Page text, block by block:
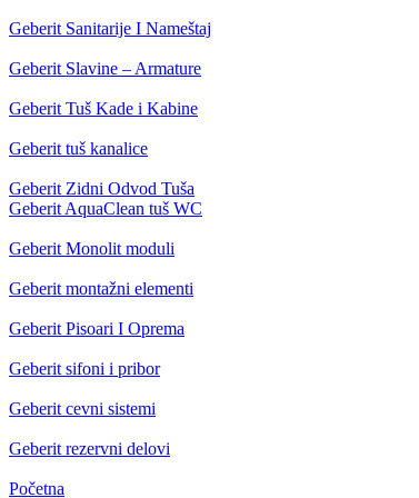
Geberit Sanitarije I Nameštaj
Geberit Slavine – Armature
Geberit Tuš Kade i Kabine
Geberit tuš kanalice
Geberit Zidni Odvod Tuša
Geberit AquaClean tuš WC
Geberit Monolit moduli
Geberit montažni elementi
Geberit Pisoari I Oprema
Geberit sifoni i pribor
Geberit cevni sistemi
Geberit rezervni delovi
Početna